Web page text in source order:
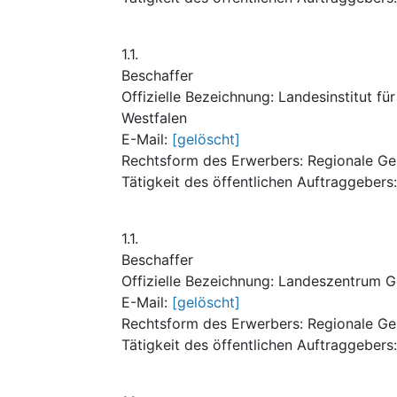
1.1.
Beschaffer
Offizielle Bezeichnung: Landesinstitut
Westfalen
E-Mail: [gelöscht]
Rechtsform des Erwerbers: Regionale
Tätigkeit des öffentlichen Auftraggebers
1.1.
Beschaffer
Offizielle Bezeichnung: Landeszentrum
E-Mail: [gelöscht]
Rechtsform des Erwerbers: Regionale
Tätigkeit des öffentlichen Auftraggebers